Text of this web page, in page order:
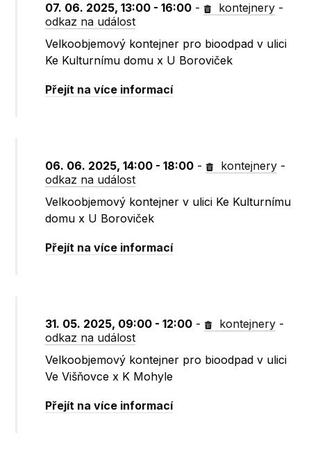
07. 06. 2025, 13:00 - 16:00 - kontejnery -
odkaz na událost
Velkoobjemový kontejner pro bioodpad v ulici
Ke Kulturnímu domu x U Boroviček
Přejít na více informací
06. 06. 2025, 14:00 - 18:00 - kontejnery -
odkaz na událost
Velkoobjemový kontejner v ulici Ke Kulturnímu
domu x U Boroviček
Přejít na více informací
31. 05. 2025, 09:00 - 12:00 - kontejnery -
odkaz na událost
Velkoobjemový kontejner pro bioodpad v ulici
Ve Višňovce x K Mohyle
Přejít na více informací